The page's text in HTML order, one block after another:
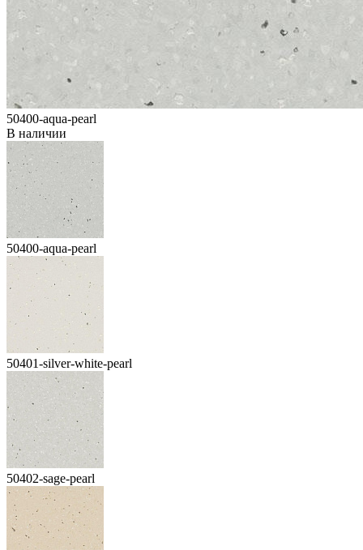
50400-aqua-pearl
В наличии
50400-aqua-pearl
50401-silver-white-pearl
50402-sage-pearl